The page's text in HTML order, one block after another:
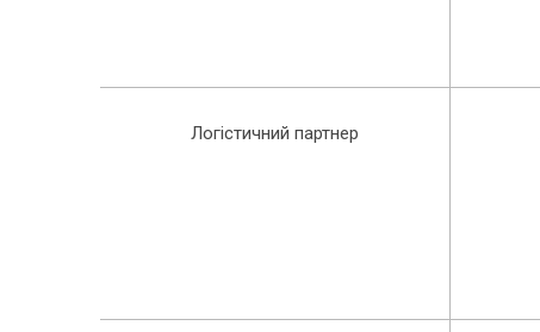
Логістичний партнер